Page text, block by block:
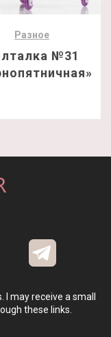
Разное
№31
may receive a small
these links.